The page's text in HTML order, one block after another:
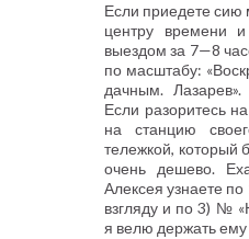
Если приедете сию
центру времени
выездом за 7—8
по масштабу:
дачным.
Если разоритесь
на станцию
тележкой, который
очень дешево.
Алексея узнаете
взгляду и по 3) №
я велю держать ему